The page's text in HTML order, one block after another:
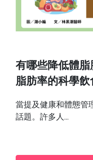
有哪些降低體
脂肪率的科學
當提及健康和體態管
話題。許多人...